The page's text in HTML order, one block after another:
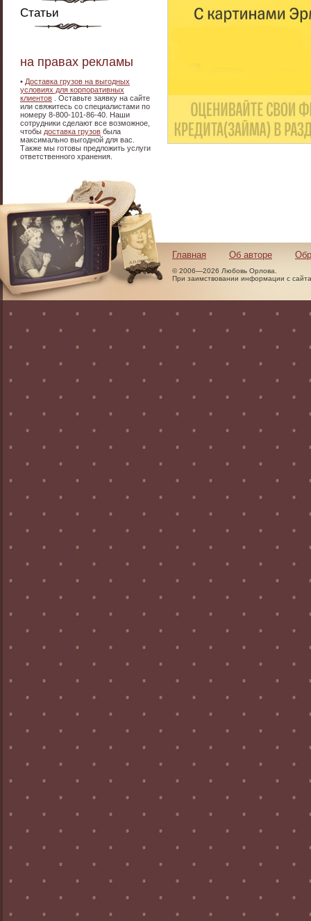
Статьи
на правах рекламы
• Доставка грузов на выгодных
условиях для корпоративных
клиентов . Оставьте заявку на сайте
или свяжитесь со специалистами по
номеру 8-800-101-86-40. Наши
сотрудники сделают все возможное,
чтобы доставка грузов была
максимально выгодной для вас.
Также мы готовы предложить услуги
ответственного хранения.
Главная Об авторе
© 2006—2026 Любовь Орлова.
При заимствовании информации с